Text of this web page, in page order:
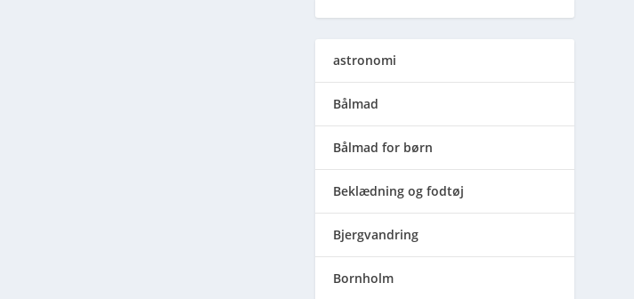
astronomi
Bålmad
Bålmad for børn
Beklædning og fodtøj
Bjergvandring
Bornholm